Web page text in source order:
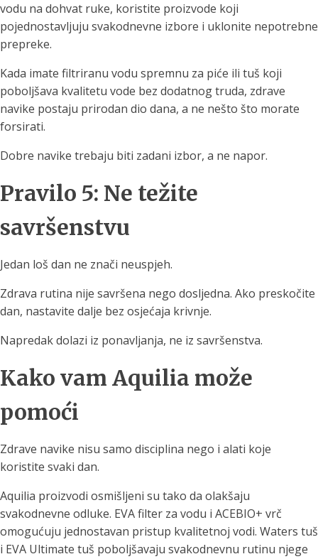
vodu na dohvat ruke, koristite proizvode koji
pojednostavljuju svakodnevne izbore i uklonite nepotrebne
prepreke.
Kada imate filtriranu vodu spremnu za piće ili tuš koji
poboljšava kvalitetu vode bez dodatnog truda, zdrave
navike postaju prirodan dio dana, a ne nešto što morate
forsirati.
Dobre navike trebaju biti zadani izbor, a ne napor.
Pravilo 5: Ne težite
savršenstvu
Jedan loš dan ne znači neuspjeh.
Zdrava rutina nije savršena nego dosljedna. Ako preskočite
dan, nastavite dalje bez osjećaja krivnje.
Napredak dolazi iz ponavljanja, ne iz savršenstva.
Kako vam Aquilia može
pomoći
Zdrave navike nisu samo disciplina nego i alati koje
koristite svaki dan.
Aquilia proizvodi osmišljeni su tako da olakšaju
svakodnevne odluke. EVA filter za vodu i ACEBIO+ vrč
omogućuju jednostavan pristup kvalitetnoj vodi. Waters tuš
i EVA Ultimate tuš poboljšavaju svakodnevnu rutinu njege